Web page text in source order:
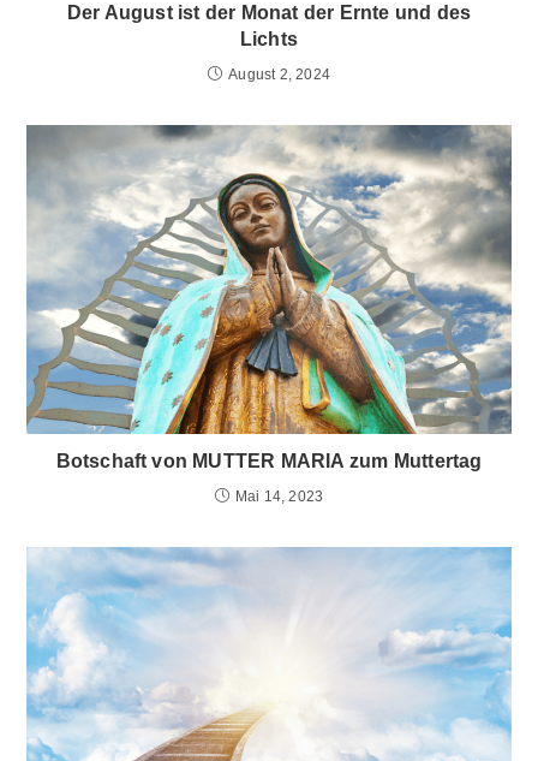
Der August ist der Monat der Ernte und des
Lichts
August 2, 2024
Botschaft von MUTTER MARIA zum Muttertag
Mai 14, 2023